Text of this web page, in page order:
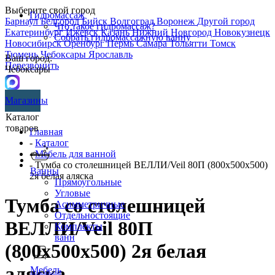
Выберите свой город
БарнаулБелгородБийск ВолгоградВоронеж Другой город
ЕкатеринбургИжевскКазаньНижний Новгород Новокузнецк
НовосибирскОренбургПермьСамараТольятти Томск
ТюменьЧебоксары Ярославль
Перезвонить
Гидромассаж
Что такое гидромассаж?
Собрать гидромассажную ванну
Ваш город:
Чебоксары
Магазины
Каталог
товаров
Ванны
Прямоугольные
Угловые
Асимметричные
Отдельностоящие
Комплекты
ванн
Мебель
Главная
- Каталог
-Мебель для ванной
- Тумба со столешницей ВЕЛЛИ/Veil 80П (800х500х500)
2я белая аляска
Тумба со столешницей
ВЕЛЛИ/Veil 80П
(800х500х500) 2я белая